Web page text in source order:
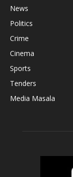
News
Politics
Crime
Cinema
Sports
Tenders
Media Masala